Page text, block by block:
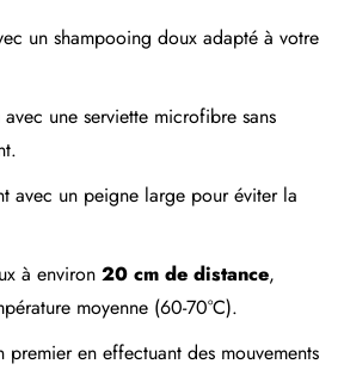
un shampooing doux adapté à votre
avec une serviette microfibre sans
avec un peigne large pour éviter la
à environ 20 cm de distance,
moyenne (60-70°C).
premier en effectuant des mouvements